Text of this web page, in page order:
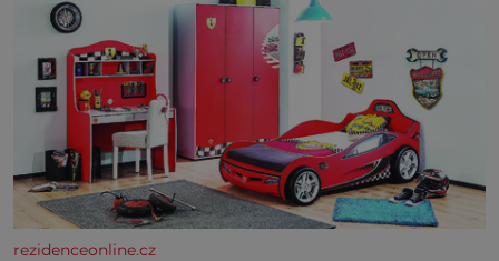
rezidenceonline.cz